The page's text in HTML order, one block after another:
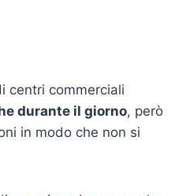
centri commerciali
durante il giorno, però
in modo che non si